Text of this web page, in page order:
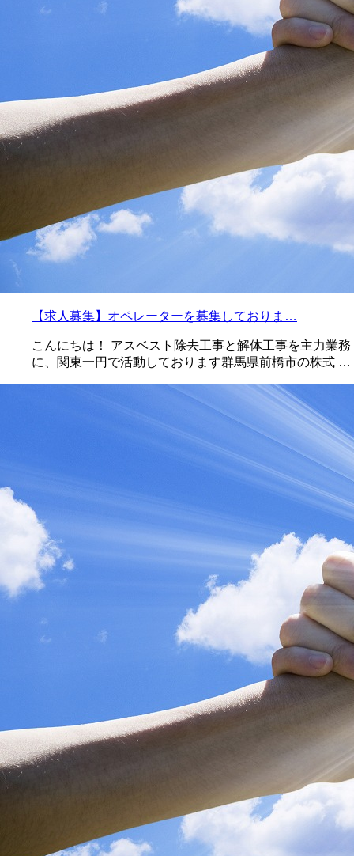
【求人募集】オペレーターを募集しておりま…
こんにちは！ アスベスト除去工事と解体工事を主力業務
に、関東一円で活動しております群馬県前橋市の株式 …